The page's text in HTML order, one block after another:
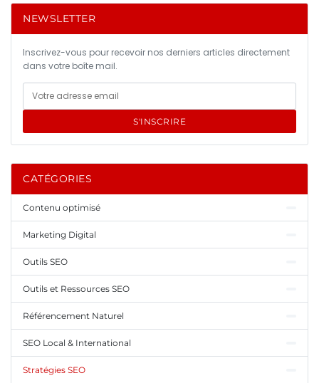
NEWSLETTER
Inscrivez-vous pour recevoir nos derniers articles directement
dans votre boîte mail.
S'INSCRIRE
CATÉGORIES
Contenu optimisé
Marketing Digital
Outils SEO
Outils et Ressources SEO
Référencement Naturel
SEO Local & International
Stratégies SEO